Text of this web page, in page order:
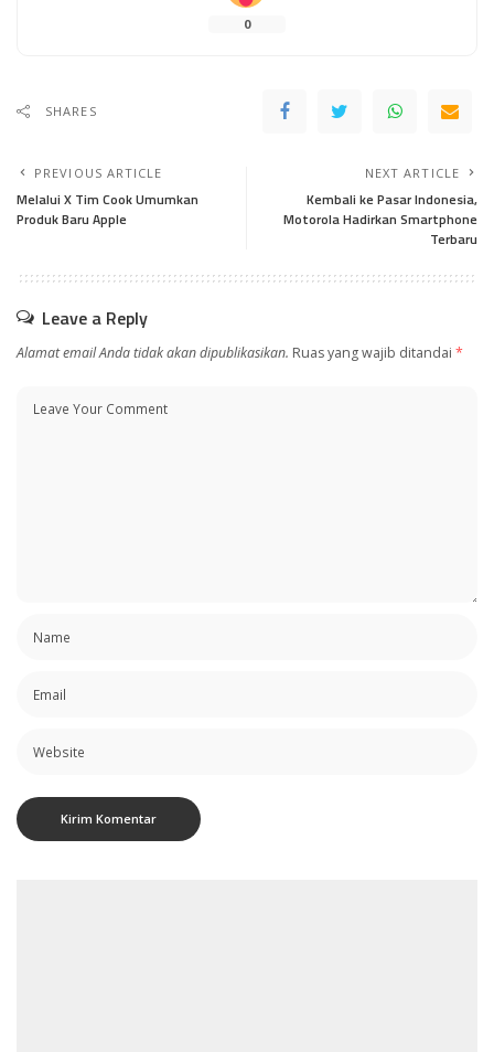
0
SHARES
PREVIOUS ARTICLE
Melalui X Tim Cook Umumkan
Produk Baru Apple
NEXT ARTICLE
Kembali ke Pasar Indonesia,
Motorola Hadirkan Smartphone
Terbaru
Leave a Reply
Alamat email Anda tidak akan dipublikasikan. Ruas yang wajib ditandai *